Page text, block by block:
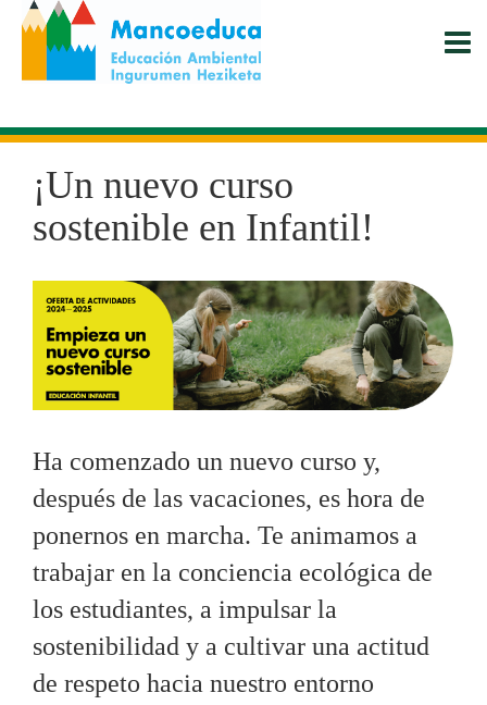
Pasar
contenido
principal
¡Un nuevo curso
sostenible en Infantil!
Ha comenzado un nuevo curso y,
después de las vacaciones, es hora de
ponernos en marcha. Te animamos a
trabajar en la conciencia ecológica de
los estudiantes, a impulsar la
sostenibilidad y a cultivar una actitud
de respeto hacia nuestro entorno